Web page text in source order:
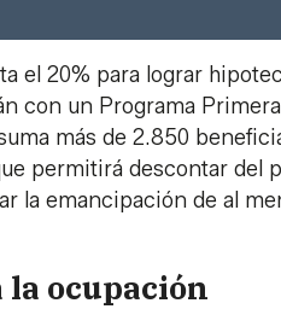
el 20% para lograr
con un Programa
más de 2.850
permitirá descontar del
la emancipación de al
ocupación